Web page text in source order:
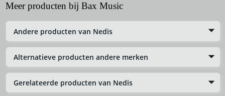
Meer producten bij Bax Music
Andere producten van Nedis
Alternatieve producten andere merken
Gerelateerde producten van Nedis